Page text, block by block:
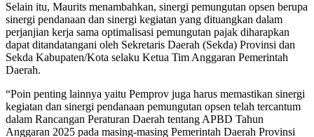
Selain itu, Maurits menambahkan, sinergi pemungutan opsen berupa
sinergi pendanaan dan sinergi kegiatan yang dituangkan dalam
perjanjian kerja sama optimalisasi pemungutan pajak diharapkan
dapat ditandatangani oleh Sekretaris Daerah (Sekda) Provinsi dan
Sekda Kabupaten/Kota selaku Ketua Tim Anggaran Pemerintah
Daerah.
“Poin penting lainnya yaitu Pemprov juga harus memastikan sinergi
kegiatan dan sinergi pendanaan pemungutan opsen telah tercantum
dalam Rancangan Peraturan Daerah tentang APBD Tahun
Anggaran 2025 pada masing-masing Pemerintah Daerah Provinsi